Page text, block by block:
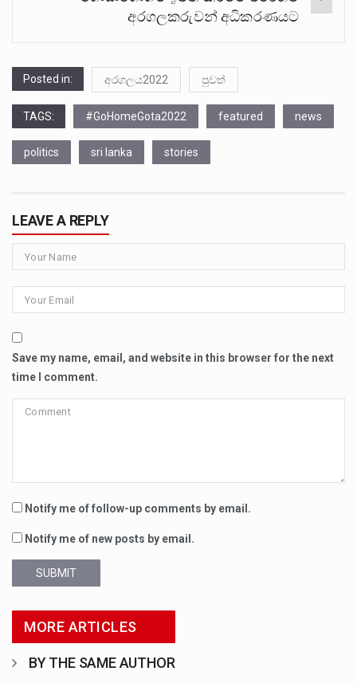
අරගලකරුවන් අධිකරණයට
Posted in: අරගලය2022 පුවත්
TAGS: #GoHomeGota2022 featured news
politics sri lanka stories
LEAVE A REPLY
Save my name, email, and website in this browser for the next
time I comment.
Notify me of follow-up comments by email.
Notify me of new posts by email.
SUBMIT
MORE ARTICLES
BY THE SAME AUTHOR